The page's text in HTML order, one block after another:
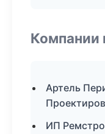
Компании
Артель
ИП